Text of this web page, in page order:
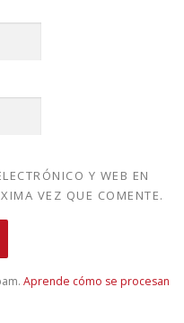
Y WEB EN
VEZ QUE COMENTE.
Aprende cómo se procesan